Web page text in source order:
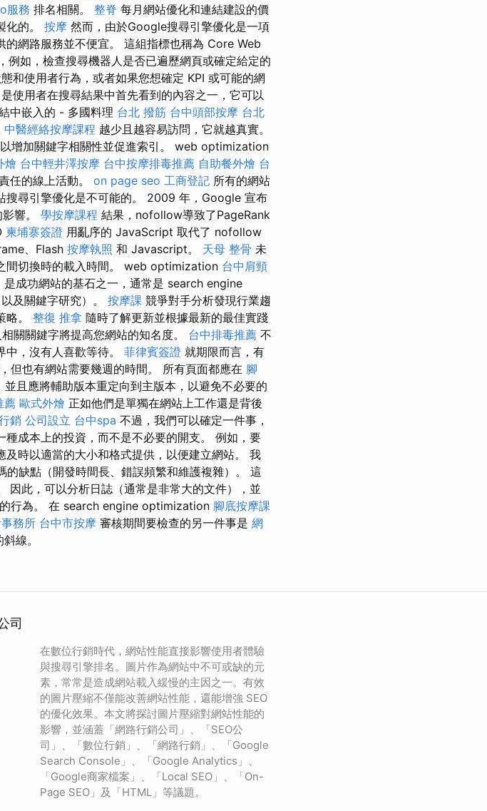
服務 排名相關。 整脊 每月網站優化和連結建設的價
化的。 按摩 然而，由於Google搜尋引擎優化是一項
網路服務並不便宜。 這組指標也稱為 Core Web
例如，檢查搜尋機器人是否已遍歷網頁或確定給定的
和使用者行為，或者如果您想確定 KPI 或可能的網
使用者在搜尋結果中首先看到的內容之一，它可以
中嵌入的 - 多國料理 台北 撥筋 台中頭部按摩 台北
中醫經絡按摩課程 越少且越容易訪問，它就越真實。
增加關鍵字相關性並促進索引。 web optimization
燴 台中輕井澤按摩 台中按摩排毒推薦 自助餐外燴 台
任的線上活動。 on page seo 工商登記 所有的網站
搜尋引擎優化是不可能的。 2009 年，Google 宣布
響。 學按摩課程 結果，nofollow導致了PageRank
柬埔寨簽證 用亂序的 JavaScript 取代了 nofollow
、Flash 按摩執照 和 Javascript。 天母 整骨 未
間切換時的載入時間。 web optimization 台中肩頸
是成功網站的基石之一，通常是 search engine
及關鍵字研究）。 按摩課 ‍競爭對手分析發現行業趨
略。 整復 推拿 隨時了解更新並根據最新的最佳實踐
關關鍵字將提高您網站的知名度。 台中排毒推薦 不
，沒有人喜歡等待。 菲律賓簽證 就期限而言，有
但也有網站需要幾週的時間。 所有頁面都應在 腳
且應將輔助版本重定向到主版本，以避免不必要的
薦 歐式外燴 正如他們是單獨在網站上工作還是背後
銷 公司設立 台中spa 不過，我們可以確定一件事，
成本上的投資，而不是不必要的開支。 例如，要
時以適當的大小和格式提供，以便建立網站。 我
缺點（開發時間長、錯誤頻繁和維護複雜）。 這
因此，可以分析日誌（通常是非常大的文件），並
行為。 在 search engine optimization 腳底按摩課
務所 台中市按摩 審核期間要檢查的另一件事是 網
線。
司
在數位行銷時代，網站性能直接影響使用者體驗
與搜尋引擎排名。圖片作為網站中不可或缺的元
素，常常是造成網站載入緩慢的主因之一。有效
的圖片壓縮不僅能改善網站性能，還能增強 SEO
的優化效果。本文將探討圖片壓縮對網站性能的
影響，並涵蓋「網路行銷公司」、「SEO公
司」、「數位行銷」、「網路行銷」、「Google
Search Console」、「Google Analytics」、
「Google商家檔案」、「Local SEO」、「On-
Page SEO」及「HTML」等議題。